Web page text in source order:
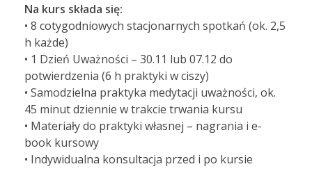
Na kurs składa się:
• 8 cotygodniowych stacjonarnych spotkań (ok. 2,5
h każde)
• 1 Dzień Uważności – 30.11 lub 07.12 do
potwierdzenia (6 h praktyki w ciszy)
• Samodzielna praktyka medytacji uważności, ok.
45 minut dziennie w trakcie trwania kursu
• Materiały do praktyki własnej – nagrania i e-
book kursowy
• Indywidualna konsultacja przed i po kursie